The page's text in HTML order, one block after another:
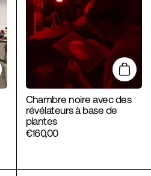
au panier
Chambre noire avec des
révélateurs à base de
plantes
€160,00